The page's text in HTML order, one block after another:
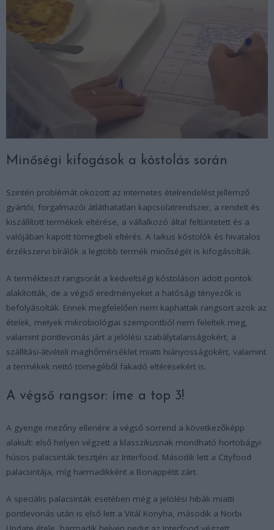
Minőségi kifogások a kóstolás során
Szintén problémát okozott az internetes ételrendelést jellemző
gyártói, forgalmazói átláthatatlan kapcsolatrendszer, a rendelt és
kiszállított termékek eltérése, a vállalkozó által feltüntetett és a
valójában kapott tömegbeli eltérés. A laikus kóstolók és hivatalos
érzékszervi bírálók a legtöbb termék minőségét is kifogásolták.
A termékteszt rangsorát a kedveltségi kóstoláson adott pontok
alakították, de a végső eredményeket a hatósági tényezők is
befolyásolták. Ennek megfelelően nem kaphattak rangsort azok az
ételek, melyek mikrobiológiai szempontból nem feleltek meg,
valamint pontlevonás járt a jelölési szabálytalanságokért, a
szállítási-átvételi maghőmérséklet miatti hiányosságokért, valamint
a termékek nettó tömegéből fakadó eltérésekért is.
A végső rangsor: íme a top 3!
A gyenge mezőny ellenére a végső sorrend a következőképp
alakult: első helyen végzett a klasszikusnak mondható hortobágyi
húsos palacsinták tesztjén az Interfood. Második lett a Cityfood
palacsintája, míg harmadikként a Bonappétit zárt.
A speciális palacsinták esetében még a jelölési hibák miatti
pontlevonás után is első lett a Vitál Konyha, második a Norbi